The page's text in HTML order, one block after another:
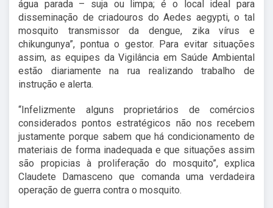
água parada – suja ou limpa; é o local ideal para
disseminação de criadouros do Aedes aegypti, o tal
mosquito transmissor da dengue, zika vírus e
chikungunya”, pontua o gestor. Para evitar situações
assim, as equipes da Vigilância em Saúde Ambiental
estão diariamente na rua realizando trabalho de
instrução e alerta.
“Infelizmente alguns proprietários de comércios
considerados pontos estratégicos não nos recebem
justamente porque sabem que há condicionamento de
materiais de forma inadequada e que situações assim
são propicias à proliferação do mosquito”, explica
Claudete Damasceno que comanda uma verdadeira
operação de guerra contra o mosquito.